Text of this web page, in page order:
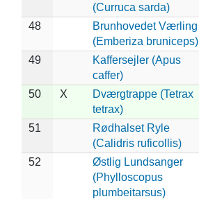
(Curruca sarda)
48
Brunhovedet Værling
(Emberiza bruniceps)
49
Kaffersejler (Apus
caffer)
50 X
Dværgtrappe (Tetrax
tetrax)
51
Rødhalset Ryle
(Calidris ruficollis)
52
Østlig Lundsanger
(Phylloscopus
plumbeitarsus)